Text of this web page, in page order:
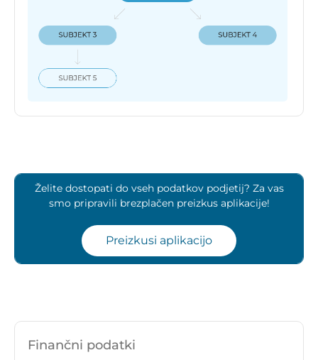
Želite dostopati do vseh podatkov podjetij? Za vas
smo pripravili brezplačen preizkus aplikacije!
Preizkusi aplikacijo
Finančni podatki